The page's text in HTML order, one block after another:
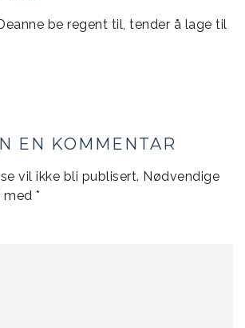
be regent til, tender å lage til
EN KOMMENTAR
vil ikke bli publisert. Nødvendige
med *